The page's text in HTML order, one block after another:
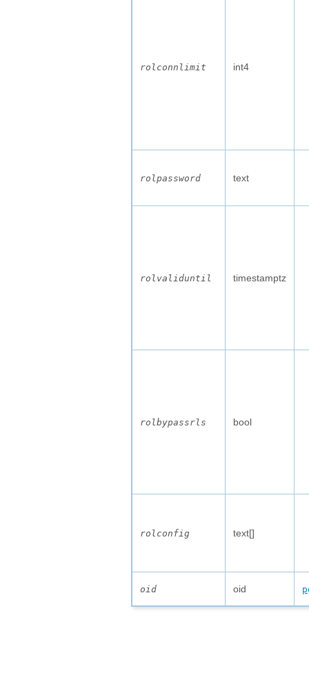
rolconnlimit int4
rolpassword text
rolvaliduntil timestamptz
rolbypassrls bool
rolconfig text[]
oid oid